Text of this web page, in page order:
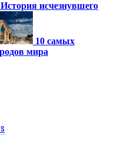
История исчезнувшего
10 самых
мира